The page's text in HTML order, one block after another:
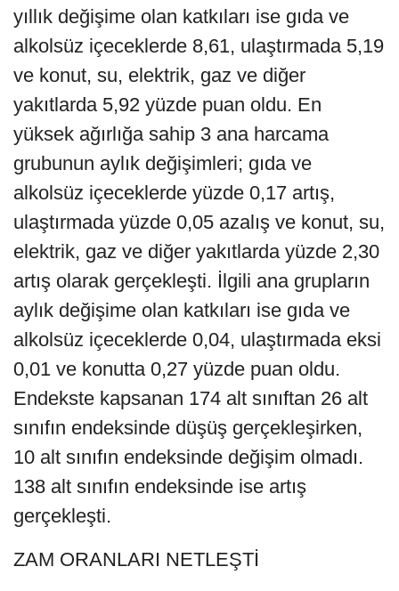
yıllık değişime olan katkıları ise gıda ve
alkolsüz içeceklerde 8,61, ulaştırmada 5,19
ve konut, su, elektrik, gaz ve diğer
yakıtlarda 5,92 yüzde puan oldu. En
yüksek ağırlığa sahip 3 ana harcama
grubunun aylık değişimleri; gıda ve
alkolsüz içeceklerde yüzde 0,17 artış,
ulaştırmada yüzde 0,05 azalış ve konut, su,
elektrik, gaz ve diğer yakıtlarda yüzde 2,30
artış olarak gerçekleşti. İlgili ana grupların
aylık değişime olan katkıları ise gıda ve
alkolsüz içeceklerde 0,04, ulaştırmada eksi
0,01 ve konutta 0,27 yüzde puan oldu.
Endekste kapsanan 174 alt sınıftan 26 alt
sınıfın endeksinde düşüş gerçekleşirken,
10 alt sınıfın endeksinde değişim olmadı.
138 alt sınıfın endeksinde ise artış
gerçekleşti.
ZAM ORANLARI NETLEŞTİ